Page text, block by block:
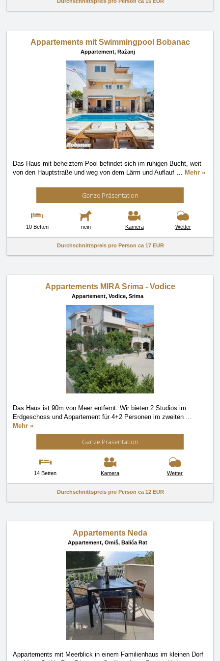
Appartements mit Swimmingpool Bobanac
Appartement, Ražanj
Das Haus mit beheiztem Pool befindet sich im ruhigen Bucht, weit
von den Hauptstraße und weg von dem Lärm und Auflauf … Mehr »
Ganze Präsentation
10 Betten nein Kamera Wetter
Durchschnittspreis pro Person ca 17 EUR
Appartements MIRA Srima - Vodice
Appartement, Vodice, Srima
Das Haus ist 90m von Meer entfernt. Wir bieten 2 Studios im
Erdgeschoss und Appartement für 4+2 Personen im zweiten …
Mehr »
Ganze Präsentation
14 Betten Kamera Wetter
Durchschnittspreis pro Person ca 12 EUR
Appartements Neda
Appartement, Omiš, Balića Rat
Appartements mit Meerblick in einem Familienhaus im kleinen Dorf